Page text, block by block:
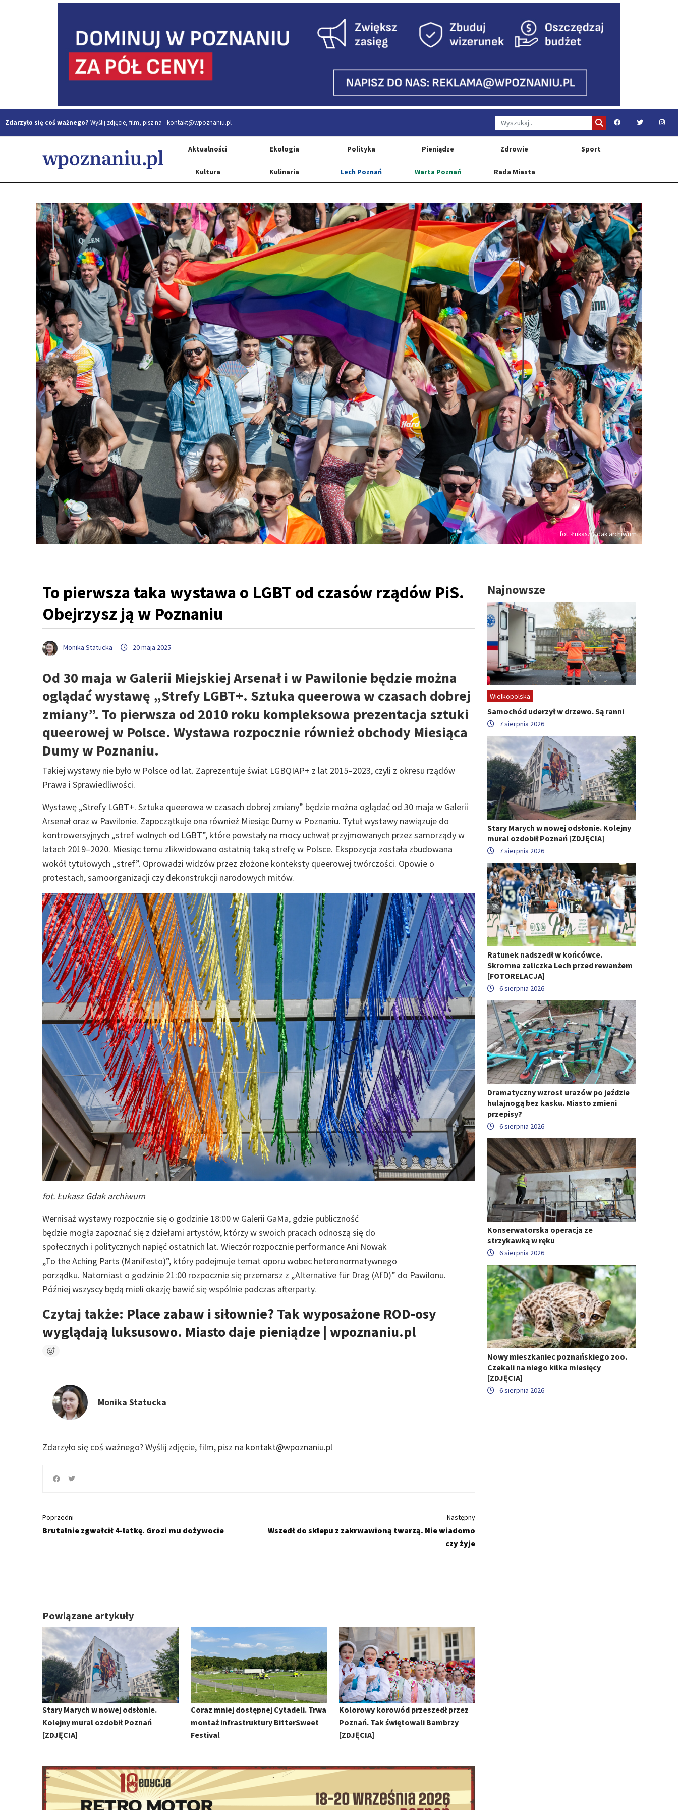
Zdarzyło się coś ważnego? Wyślij zdjęcie, film, pisz na -kontakt@wpoznaniu.pl
Aktualności Ekologia Polityka Pieniądze Zdrowie Sport
Kultura Kulinaria Lech Poznań Warta Poznań Rada Miasta
fot. Łukasz Gdak archiwum
To pierwsza taka wystawa o LGBT od czasów rządów PiS.
Obejrzysz ją w Poznaniu
Monika Statucka 20 maja 2025
Od 30 maja w Galerii Miejskiej Arsenał i w Pawilonie będzie można
oglądać wystawę „Strefy LGBT+. Sztuka queerowa w czasach dobrej
zmiany”. To pierwsza od 2010 roku kompleksowa prezentacja sztuki
queerowej w Polsce. Wystawa rozpocznie również obchody Miesiąca
Dumy w Poznaniu.
Takiej wystawy nie było w Polsce od lat. Zaprezentuje świat LGBQIAP+ z lat 2015–2023, czyli z okresu rządów
Prawa i Sprawiedliwości.
Wystawę „Strefy LGBT+. Sztuka queerowa w czasach dobrej zmiany” będzie można oglądać od 30 maja w Galerii
Arsenał oraz w Pawilonie. Zapoczątkuje ona również Miesiąc Dumy w Poznaniu. Tytuł wystawy nawiązuje do
kontrowersyjnych „stref wolnych od LGBT”, które powstały na mocy uchwał przyjmowanych przez samorządy w
latach 2019–2020. Miesiąc temu zlikwidowano ostatnią taką strefę w Polsce. Ekspozycja została zbudowana
wokół tytułowych „stref”. Oprowadzi widzów przez złożone konteksty queerowej twórczości. Opowie o
protestach, samoorganizacji czy dekonstrukcji narodowych mitów.
fot. Łukasz Gdak archiwum
Wernisaż wystawy rozpocznie się o godzinie 18:00 w Galerii GaMa, gdzie publiczność
będzie mogła zapoznać się z dziełami artystów, którzy w swoich pracach odnoszą się do
społecznych i politycznych napięć ostatnich lat. Wieczór rozpocznie performance Ani Nowak
„To the Aching Parts (Manifesto)”, który podejmuje temat oporu wobec heteronormatywnego
porządku. Natomiast o godzinie 21:00 rozpocznie się przemarsz z „Alternative für Drag (AfD)” do Pawilonu.
Później wszyscy będą mieli okazję bawić się wspólnie podczas afterparty.
Czytaj także: Place zabaw i siłownie? Tak wyposażone ROD-osy
wyglądają luksusowo. Miasto daje pieniądze | wpoznaniu.pl
Monika Statucka
Zdarzyło się coś ważnego?Wyślij zdjęcie, film, pisz na kontakt@wpoznaniu.pl
Poprzedni
Brutalnie zgwałcił 4-latkę. Grozi mu dożywocie
Następny
Wszedł do sklepu z zakrwawioną twarzą. Nie wiadomo
czy żyje
Powiązane artykuły
Stary Marych w nowej odsłonie.
Kolejny mural ozdobił Poznań
[ZDJĘCIA]
Coraz mniej dostępnej Cytadeli. Trwa
montaż infrastruktury BitterSweet
Festival
Kolorowy korowód przeszedł przez
Poznań. Tak świętowali Bambrzy
[ZDJĘCIA]
Najnowsze
Wielkopolska
Samochód uderzył w drzewo. Są ranni
7 sierpnia 2026
Stary Marych w nowej odsłonie. Kolejny
mural ozdobił Poznań [ZDJĘCIA]
7 sierpnia 2026
Ratunek nadszedł w końcówce.
Skromna zaliczka Lech przed rewanżem
[FOTORELACJA]
6 sierpnia 2026
Dramatyczny wzrost urazów po jeździe
hulajnogą bez kasku. Miasto zmieni
przepisy?
6 sierpnia 2026
Konserwatorska operacja ze
strzykawką w ręku
6 sierpnia 2026
Nowy mieszkaniec poznańskiego zoo.
Czekali na niego kilka miesięcy
[ZDJĘCIA]
6 sierpnia 2026